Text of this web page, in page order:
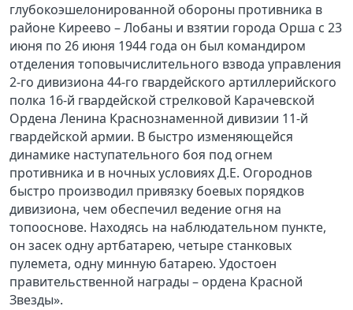
глубокоэшелонированной обороны противника в
районе Киреево – Лобаны и взятии города Орша с 23
июня по 26 июня 1944 года он был командиром
отделения топовычислительного взвода управления
2-го дивизиона 44-го гвардейского артиллерийского
полка 16-й гвардейской стрелковой Карачевской
Ордена Ленина Краснознаменной дивизии 11-й
гвардейской армии. В быстро изменяющейся
динамике наступательного боя под огнем
противника и в ночных условиях Д.Е. Огороднов
быстро производил привязку боевых порядков
дивизиона, чем обеспечил ведение огня на
топооснове. Находясь на наблюдательном пункте,
он засек одну артбатарею, четыре станковых
пулемета, одну минную батарею. Удостоен
правительственной награды – ордена Красной
Звезды».